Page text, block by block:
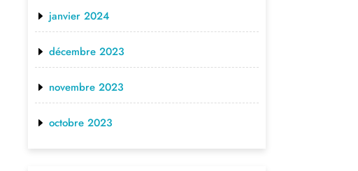
janvier 2024
décembre 2023
novembre 2023
octobre 2023